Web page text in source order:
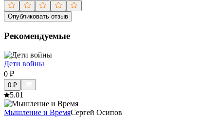
Опубликовать отзыв
Рекомендуемые
Дети войны
0 ₽
0 ₽
5.01
Мышление и ВремяСергей Осипов